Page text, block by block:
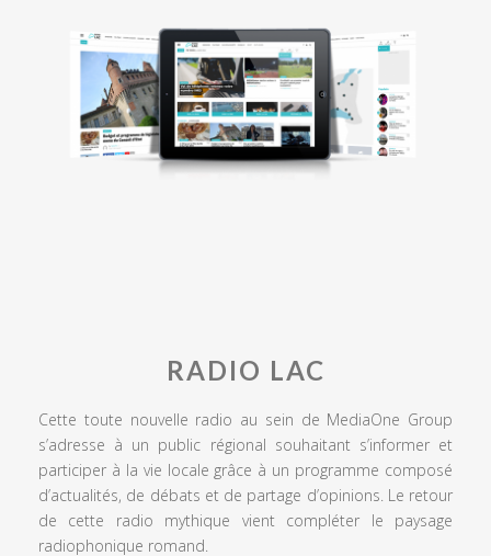
RADIO LAC
Cette toute nouvelle radio au sein de MediaOne Group
s’adresse à un public régional souhaitant s’informer et
participer à la vie locale grâce à un programme composé
d’actualités, de débats et de partage d’opinions. Le retour
de cette radio mythique vient compléter le paysage
radiophonique romand.